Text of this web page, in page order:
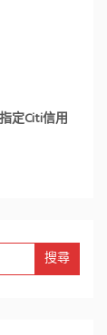
定Citi信用